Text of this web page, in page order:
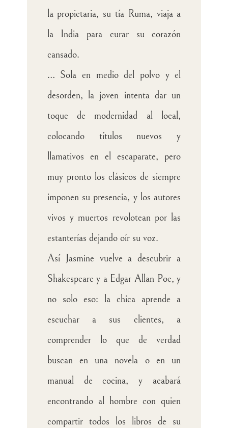
la propietaria, su tía Ruma, viaja a
la India para curar su corazón
cansado.
… Sola en medio del polvo y el
desorden, la joven intenta dar un
toque de modernidad al local,
colocando títulos nuevos y
llamativos en el escaparate, pero
muy pronto los clásicos de siempre
imponen su presencia, y los autores
vivos y muertos revolotean por las
estanterías dejando oír su voz.
Así Jasmine vuelve a descubrir a
Shakespeare y a Edgar Allan Poe, y
no solo eso: la chica aprende a
escuchar a sus clientes, a
comprender lo que de verdad
buscan en una novela o en un
manual de cocina, y acabará
encontrando al hombre con quien
compartir todos los libros de su